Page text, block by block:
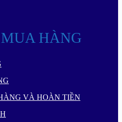
HÀNG
VÀ HOÀN TIỀN